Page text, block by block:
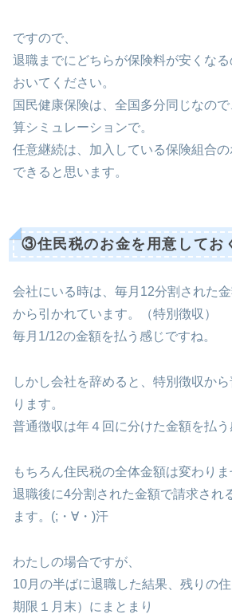
ですので、
退職までにどちらが保険料が安くな
おいてください。
国民健康保険は、全国多分同じなの
算シミュレーションで。
任意継続は、加入している保険組合
できると思います。
③住民税のお金を用意してお
会社にいる時は、毎月12分割された
から引かれています。（特別徴収）
毎月1/12の金額を払う感じですね。
しかし会社を辞めると、特別徴収か
ります。
普通徴収は年４回に分けた金額を払う
もちろん住民税の全体金額は変わりま
退職後に4分割された金額で請求され
ます。(;・∀・)汗
わたしの場合ですが、
10月の半ばに退職した結果、残りの
期限１月末）にまとまり